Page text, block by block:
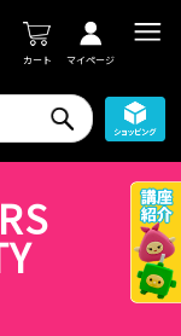
カート マイページ